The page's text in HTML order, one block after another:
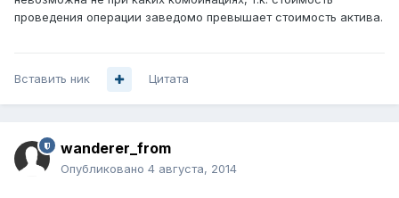
проведения операции заведомо превышает стоимость актива.
Вставить ник Цитата
wanderer_from
Опубликовано 4 августа, 2014